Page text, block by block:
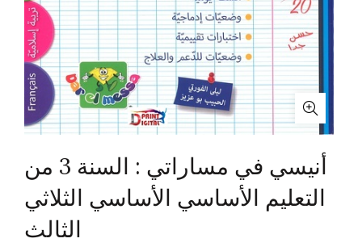
أنيسي في مساراتي : السنة 3 من
التعليم الأساسي الأساسي الثلاثي
الثالث